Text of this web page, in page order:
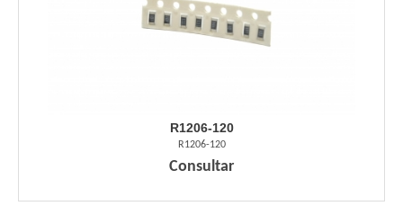
R1206-120
R1206-120
Consultar